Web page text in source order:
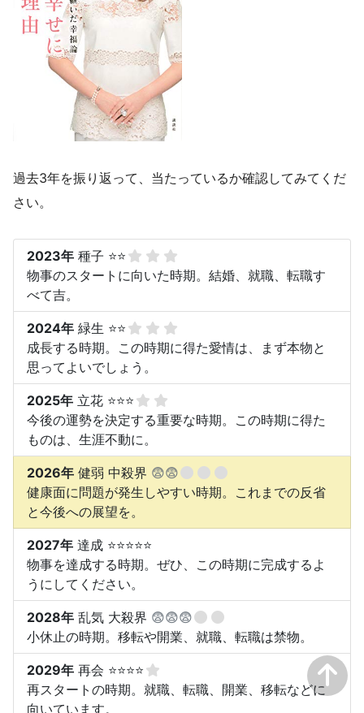
過去3年を振り返って、当たっているか確認してみてくだ
さい。
2023年 種子 ⭐⭐
物事のスタートに向いた時期。結婚、就職、転職す
べて吉。
2024年 緑生 ⭐⭐
成長する時期。この時期に得た愛情は、まず本物と
思ってよいでしょう。
2025年 立花 ⭐⭐⭐
今後の運勢を決定する重要な時期。この時期に得た
ものは、生涯不動に。
2026年 健弱 中殺界 😨😨
健康面に問題が発生しやすい時期。これまでの反省
と今後への展望を。
2027年 達成 ⭐⭐⭐⭐⭐
物事を達成する時期。ぜひ、この時期に完成するよ
うにしてください。
2028年 乱気 大殺界 😨😨😨
小休止の時期。移転や開業、就職、転職は禁物。
2029年 再会 ⭐⭐⭐⭐
再スタートの時期。就職、転職、開業、移転などに
向いています。